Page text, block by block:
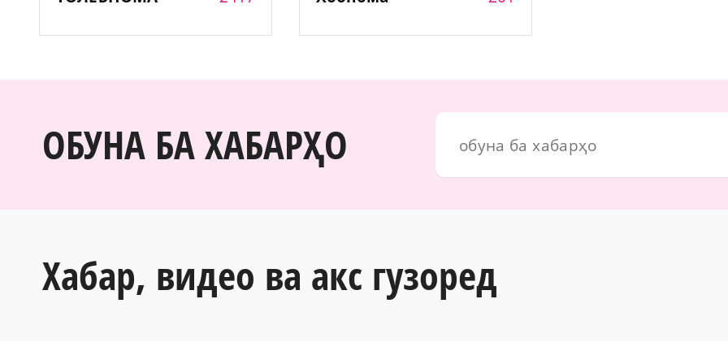
ОБУНА БА ХАБАРҲО
Хабар, видео ва акс гузоред